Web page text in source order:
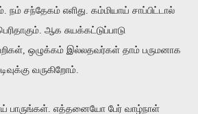
நம் சந்தேகம் எளிது. கம்மியாய் சாப்பிட்டால்
ஆக சுயக்கட்டுப்பாடு
ஒழுக்கம் இல்லதவர்கள் தாம் பருமனாக
வருகிறோம்.
பாருங்கள். எத்தனையோ பேர் வாழ்நாள்